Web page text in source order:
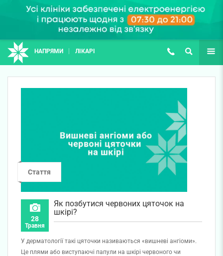
НАПРЯМИ ЛІКАРІ (067) 127-03-03
ПОШУК ЩЕ
Стаття
28
Травня
Як позбутися червоних цяточок на
шкірі?
У дерматології такі цяточки називаються «вишневі ангіоми».
Це плями або виступаючі папули на шкірі червоного чи